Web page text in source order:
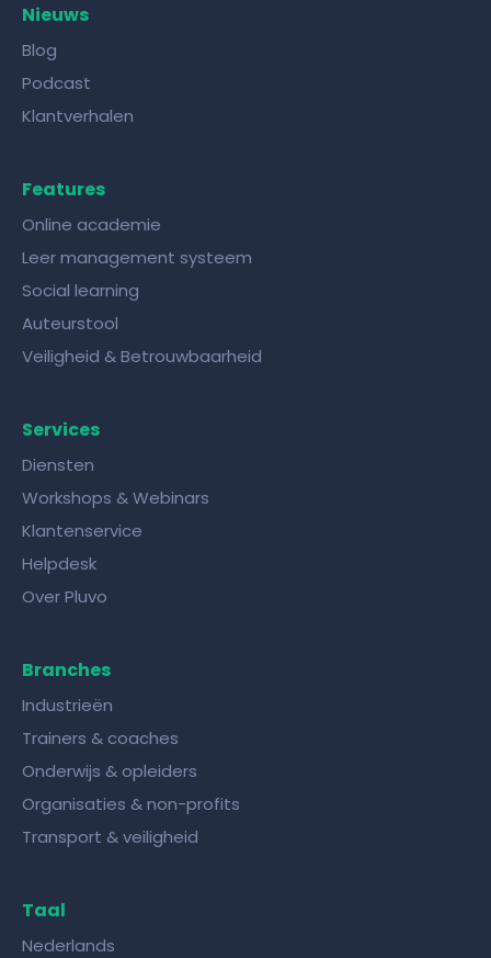
Nieuws
Blog
Podcast
Klantverhalen
Features
Online academie
Leer management systeem
Social learning
Auteurstool
Veiligheid & Betrouwbaarheid
Services
Diensten
Workshops & Webinars
Klantenservice
Helpdesk
Over Pluvo
Branches
Industrieën
Trainers & coaches
Onderwijs & opleiders
Organisaties & non-profits
Transport & veiligheid
Taal
Nederlands